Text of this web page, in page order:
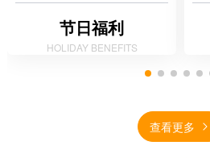
节日福利
HOLIDAY BENEFITS
查看更多